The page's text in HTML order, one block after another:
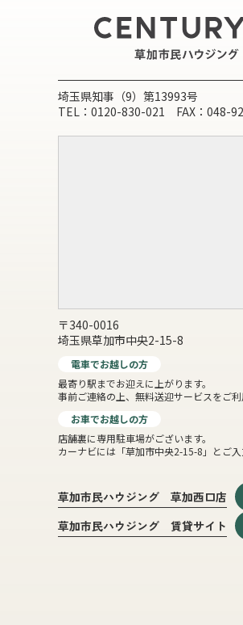
埼玉県知事（9）第13993号
TEL：0120-830-021 FAX：048-
〒340-0016
埼玉県草加市中央2-15-8
電車でお越しの方
最寄り駅までお迎えに上がります。
事前ご連絡の上、無料送迎サービスをご利
お車でお越しの方
店舗裏に専用駐車場がございます。
カーナビには「草加市中央2-15-8」とご入
草加市民ハウジング 草加西口店
草加市民ハウジング 賃貸サイト